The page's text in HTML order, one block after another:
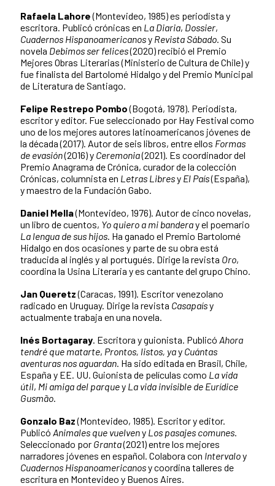
Rafaela Lahore(Montevideo, 1985) es periodista y
escritora. Publicó crónicas en La Diaria, Dossier,
Cuadernos Hispanoamericanosy Revista Sábado. Su
novela Debimos ser felices(2020) recibió el Premio
Mejores Obras Literarias (Ministerio de Cultura de Chile) y
fue finalista del Bartolomé Hidalgo y del Premio Municipal
de Literatura de Santiago.
Felipe Restrepo Pombo(Bogotá, 1978). Periodista,
escritor y editor. Fue seleccionado por Hay Festival como
uno de los mejores autores latinoamericanos jóvenes de
la década (2017). Autor de seis libros, entre ellos Formas
de evasión(2016) y Ceremonia(2021). Es coordinador del
Premio Anagrama de Crónica, curador de la colección
Crónicas, columnista en Letras Libresy El País(España),
y maestro de la Fundación Gabo.
Daniel Mella(Montevideo, 1976). Autor de cinco novelas,
un libro de cuentos, Yo quiero a mi banderay el poemario
La lengua de sus hijos. Ha ganado el Premio Bartolomé
Hidalgo en dos ocasiones y parte de su obra está
traducida al inglés y al portugués. Dirige la revista Oro,
coordina la Usina Literaria y es cantante del grupo Chino.
Jan Queretz(Caracas, 1991). Escritor venezolano
radicado en Uruguay. Dirige la revista Casapaísy
actualmente trabaja en una novela.
Inés Bortagaray. Escritora y guionista. Publicó Ahora
tendré que matarte, Prontos, listos, yay Cuántas
aventuras nos aguardan. Ha sido editada en Brasil, Chile,
España y EE. UU. Guionista de películas como La vida
útil, Mi amiga del parquey La vida invisible de Eurídice
Gusmão.
Gonzalo Baz(Montevideo, 1985). Escritor y editor.
Publicó Animales que vuelveny Los pasajes comunes.
Seleccionado por Granta(2021) entre los mejores
narradores jóvenes en español. Colabora con Intervaloy
Cuadernos Hispanoamericanosy coordina talleres de
escritura en Montevideo y Buenos Aires.